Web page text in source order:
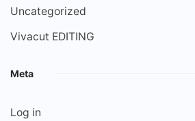
Uncategorized
Vivacut EDITING
Meta
Log in